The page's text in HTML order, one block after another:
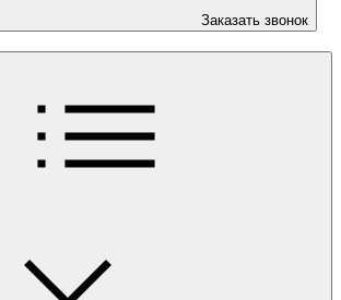
Заказать звонок